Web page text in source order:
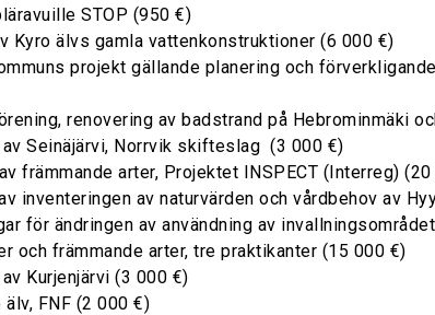
STOP (950 €)
Kyro älvs gamla vattenkonstruktioner (6 000 €)
projekt gällande planering och
renovering av badstrand på Hebrominmäki
Seinäjärvi, Norrvik skifteslag (3 000 €)
främmande arter, Projektet INSPECT (Interreg)
inventeringen av naturvärden och vårdbehov av
för ändringen av användning av
och främmande arter, tre praktikanter (15 000 €)
Kurjenjärvi (3 000 €)
FNF (2 000 €)